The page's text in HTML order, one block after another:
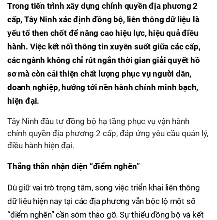
Trong tiến trình xây dựng chính quyền địa phương 2
cấp, Tây Ninh xác định đồng bộ, liên thông dữ liệu là
yếu tố then chốt để nâng cao hiệu lực, hiệu quả điều
hành. Việc kết nối thông tin xuyên suốt giữa các cấp,
các ngành không chỉ rút ngắn thời gian giải quyết hồ
sơ mà còn cải thiện chất lượng phục vụ người dân,
doanh nghiệp, hướng tới nền hành chính minh bạch,
hiện đại.
Tây Ninh đầu tư đồng bộ hạ tầng phục vụ vận hành
chính quyền địa phương 2 cấp, đáp ứng yêu cầu quản lý,
điều hành hiện đại.
Thẳng thắn nhận diện “điểm nghẽn”
Dù giữ vai trò trọng tâm, song việc triển khai liên thông
dữ liệu hiện nay tại các địa phương vẫn bộc lộ một số
“điểm nghẽn” cần sớm tháo gỡ. Sự thiếu đồng bộ và kết